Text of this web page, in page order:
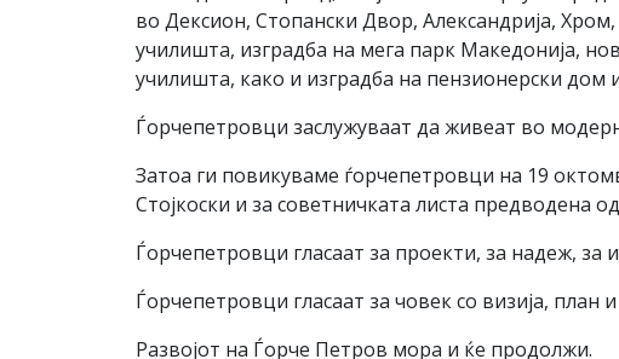
во Дексион, Стопански Двор, Александрија,
училишта, изградба на мега парк Македонија,
училишта, како и изградба на пензионерски дом
Ѓорчепетровци заслужуваат да живеат во
Затоа ги повикуваме ѓорчепетровци на 19
Стојкоски и за советничката листа
Ѓорчепетровци гласаат за проекти, за надеж, за
Ѓорчепетровци гласаат за човек со визија, план и
Развојот на Ѓорче Петров мора и ќе продолжи.